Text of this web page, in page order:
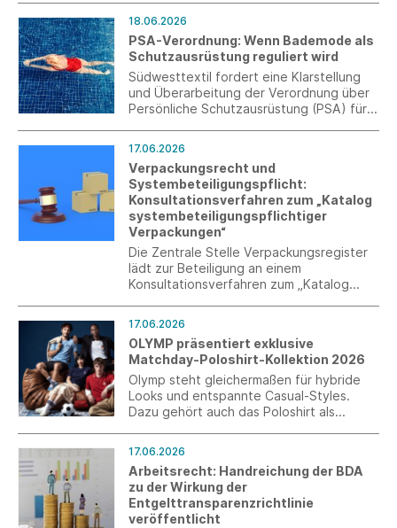
reformiert.
18.06.2026
PSA-Verordnung: Wenn Bademode als
Schutzausrüstung reguliert wird
Südwesttextil fordert eine Klarstellung
und Überarbeitung der Verordnung über
Persönliche Schutzausrüstung (PSA) für
17.06.2026
Verpackungsrecht und
Systembeteiligungspflicht:
Konsultationsverfahren zum „Katalog
systembeteiligungspflichtiger
Verpackungen“
Die Zentrale Stelle Verpackungsregister
lädt zur Beteiligung an einem
Konsultationsverfahren zum „Katalog
bis zum 10. Juli 2026.
17.06.2026
OLYMP präsentiert exklusive
Matchday-Poloshirt-Kollektion 2026
Olymp steht gleichermaßen für hybride
Looks und entspannte Casual-Styles.
Dazu gehört auch das Poloshirt als
einer limitierten Matchday-Edition
erhältlich, gemacht für lange
Sommerabende, gemeinsame Momente
und gepflegte Lässigkeit.
17.06.2026
Arbeitsrecht: Handreichung der BDA
zu der Wirkung der
Entgelttransparenzrichtlinie
veröffentlicht